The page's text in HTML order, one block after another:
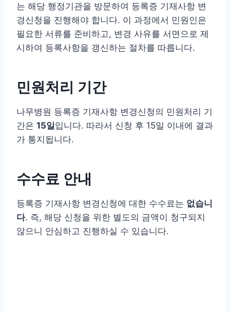
는 해당 행정기관을 방문하여 등록증 기재사항 변
경신청을 진행해야 합니다. 이 과정에서 민원인은
필요한 서류를 준비하고, 변경 사유를 서면으로 제
시하여 등록사항을 갱신하는 절차를 따릅니다.
민원처리 기간
나무병원 등록증 기재사항 변경신청의 민원처리 기
간은 15일입니다. 따라서 신청 후 15일 이내에 결과
가 통지됩니다.
수수료 안내
등록증 기재사항 변경신청에 대한 수수료는 없습니
다. 즉, 해당 신청을 위한 별도의 금액이 청구되지
않으니 안심하고 진행하실 수 있습니다.